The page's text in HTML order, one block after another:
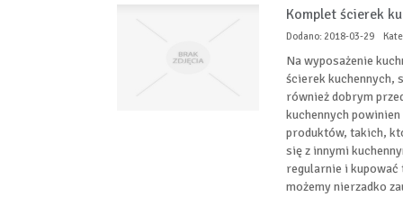
Komplet ścierek
Dodano: 2018-03-29
Na wyposażenie
ścierek kuchennych,
również dobrym
kuchennych
produktów, takich,
się z innymi
regularnie i kupować
możemy nierzadko